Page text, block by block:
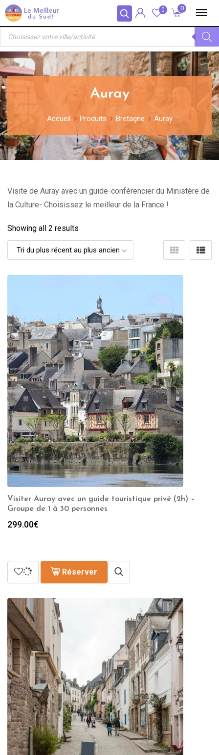
Panneau de gestion des cookies
Skip
to
content
0
0
Recherche
produits
Auray
Accueil Produits Bretagne Auray
Visite de Auray avec un guide-conférencier du Ministère de
la Culture- Choisissez le meilleur de la France !
Showing all 2 results
Visiter Auray avec un guide touristique privé (2h) –
Groupe de 1 à 30 personnes
299.00€
Réserver